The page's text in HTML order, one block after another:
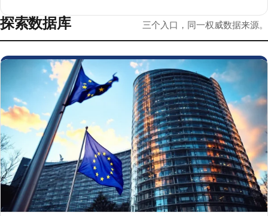
探索数据库 三个入口，同一权威数据来源。